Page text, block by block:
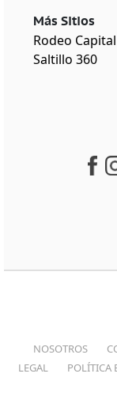
Más Sitios
Rodeo Capital
Saltillo 360
NOSOTROS
LEGAL
POLÍTICA